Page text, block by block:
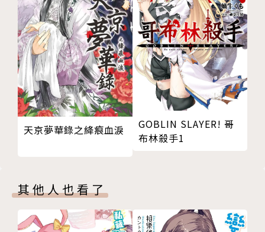
天京夢華錄之絳痕血淚
GOBLIN SLAYER! 哥
布林殺手1
其他人也看了